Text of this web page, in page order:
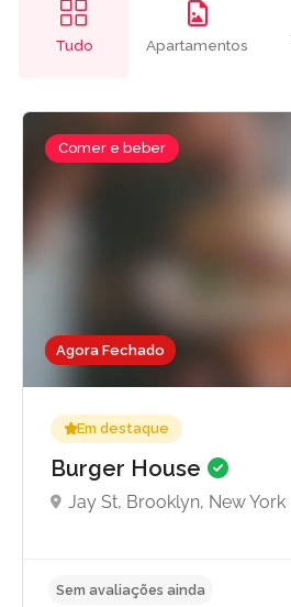
Tudo Apartamentos
Agora Fechado
Comer e beber
Em destaque
Burger House
Jay St, Brooklyn, New York